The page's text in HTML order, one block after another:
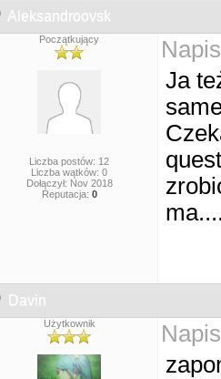
Aleksandroovsk
Początkujący
Liczba postów: 12
Liczba wątków: 0
Dołączył: Nov 2018
Reputacja: 0
Ja
Davin
Użytkownik